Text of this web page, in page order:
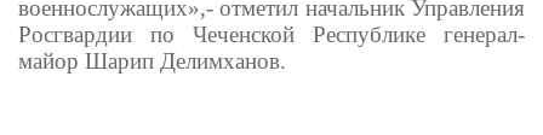
военнослужащих»,- отметил начальник Управления
Росгвардии по Чеченской Республике генерал-
майор Шарип Делимханов.